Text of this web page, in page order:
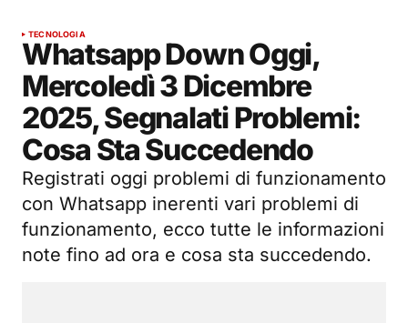
TECNOLOGIA
Whatsapp Down Oggi,
Mercoledì 3 Dicembre
2025, Segnalati Problemi:
Cosa Sta Succedendo
Registrati oggi problemi di funzionamento
con Whatsapp inerenti vari problemi di
funzionamento, ecco tutte le informazioni
note fino ad ora e cosa sta succedendo.